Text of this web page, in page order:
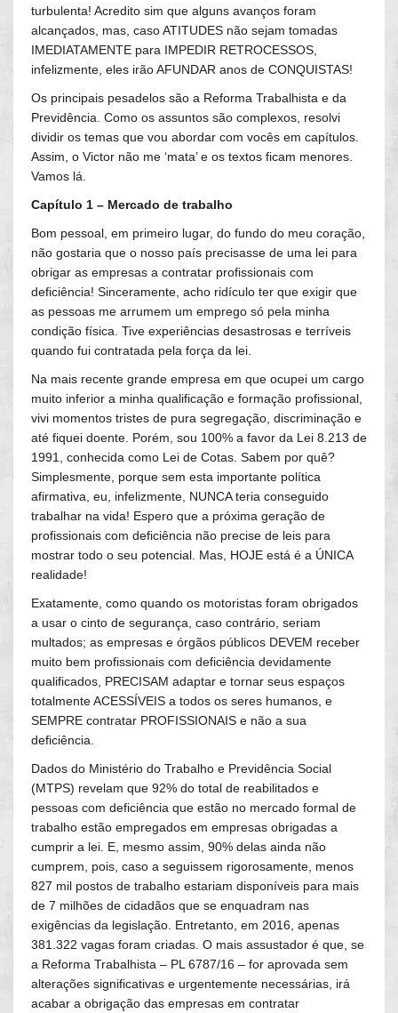
turbulenta! Acredito sim que alguns avanços foram
alcançados, mas, caso ATITUDES não sejam tomadas
IMEDIATAMENTE para IMPEDIR RETROCESSOS,
infelizmente, eles irão AFUNDAR anos de CONQUISTAS!
Os principais pesadelos são a Reforma Trabalhista e da
Previdência. Como os assuntos são complexos, resolvi
dividir os temas que vou abordar com vocês em capítulos.
Assim, o Victor não me ‘mata’ e os textos ficam menores.
Vamos lá.
Capítulo 1 – Mercado de trabalho
Bom pessoal, em primeiro lugar, do fundo do meu coração,
não gostaria que o nosso país precisasse de uma lei para
obrigar as empresas a contratar profissionais com
deficiência! Sinceramente, acho ridículo ter que exigir que
as pessoas me arrumem um emprego só pela minha
condição física. Tive experiências desastrosas e terríveis
quando fui contratada pela força da lei.
Na mais recente grande empresa em que ocupei um cargo
muito inferior a minha qualificação e formação profissional,
vivi momentos tristes de pura segregação, discriminação e
até fiquei doente. Porém, sou 100% a favor da Lei 8.213 de
1991, conhecida como Lei de Cotas. Sabem por quê?
Simplesmente, porque sem esta importante política
afirmativa, eu, infelizmente, NUNCA teria conseguido
trabalhar na vida! Espero que a próxima geração de
profissionais com deficiência não precise de leis para
mostrar todo o seu potencial. Mas, HOJE está é a ÚNICA
realidade!
Exatamente, como quando os motoristas foram obrigados
a usar o cinto de segurança, caso contrário, seriam
multados; as empresas e órgãos públicos DEVEM receber
muito bem profissionais com deficiência devidamente
qualificados, PRECISAM adaptar e tornar seus espaços
totalmente ACESSÍVEIS a todos os seres humanos, e
SEMPRE contratar PROFISSIONAIS e não a sua
deficiência.
Dados do Ministério do Trabalho e Previdência Social
(MTPS) revelam que 92% do total de reabilitados e
pessoas com deficiência que estão no mercado formal de
trabalho estão empregados em empresas obrigadas a
cumprir a lei. E, mesmo assim, 90% delas ainda não
cumprem, pois, caso a seguissem rigorosamente, menos
827 mil postos de trabalho estariam disponíveis para mais
de 7 milhões de cidadãos que se enquadram nas
exigências da legislação. Entretanto, em 2016, apenas
381.322 vagas foram criadas. O mais assustador é que, se
a Reforma Trabalhista – PL 6787/16 – for aprovada sem
alterações significativas e urgentemente necessárias, irá
acabar a obrigação das empresas em contratar